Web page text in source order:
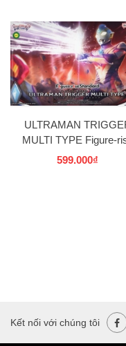
ULTRAMAN
MULTI TYPE Figure-
Standard BANDAI
599.000₫
Kết nối với chúng tôi